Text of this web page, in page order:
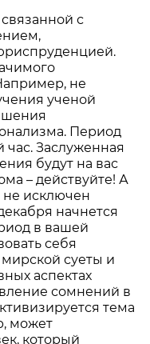
с
не
ученой
Период
Заслуженная
будут на вас
– действуйте! А
не исключен
начнется
в вашей
себя
суеты и
аспектах
сомнений в
тема
может
который